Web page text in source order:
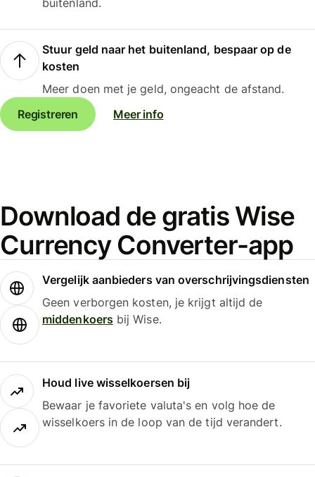
buitenland.
Stuur geld naar het buitenland, bespaar op de
kosten
Meer doen met je geld, ongeacht de afstand.
Registreren
Meer info
Download de gratis Wise
Currency Converter-app
Vergelijk aanbieders van overschrijvingsdiensten
Geen verborgen kosten, je krijgt altijd de
middenkoersbij Wise.
Houd live wisselkoersen bij
Bewaar je favoriete valuta's en volg hoe de
wisselkoers in de loop van de tijd verandert.